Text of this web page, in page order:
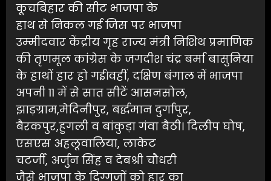
कूचबिहार की सीट भाजपा के
हाथ से निकल गई जिस पर भाजपा
उम्मीदवार केंद्रीय गृह राज्य मंत्री निशिथ प्रमाणिक
की तृणमूल कांग्रेस के जगदीश चंद्र बर्मा बासुनिया
के हाथों हार हो गई।वहीं, दक्षिण बंगाल में भाजपा
अपनी 11 में से सात सीटें आसनसोल,
झाड़ग्राम,मेदिनीपुर, बर्द्धमान दुर्गापुर,
बैरकपुर,हुगली व बांकुड़ा गंवा बैठी। दिलीप घोष,
एसएस अहलूवालिया, लाकेट
चटर्जी, अर्जुन सिंह व देबश्री चौधरी
जैसे भाजपा के दिग्गजों को हार का